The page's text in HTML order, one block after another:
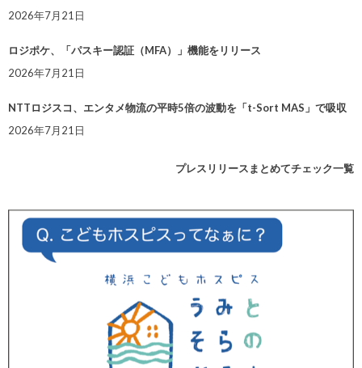
2026年7月21日
ロジポケ、「パスキー認証（MFA）」機能をリリース
2026年7月21日
NTTロジスコ、エンタメ物流の平時5倍の波動を「t-Sort MAS」で吸収
2026年7月21日
プレスリリースまとめてチェック一覧